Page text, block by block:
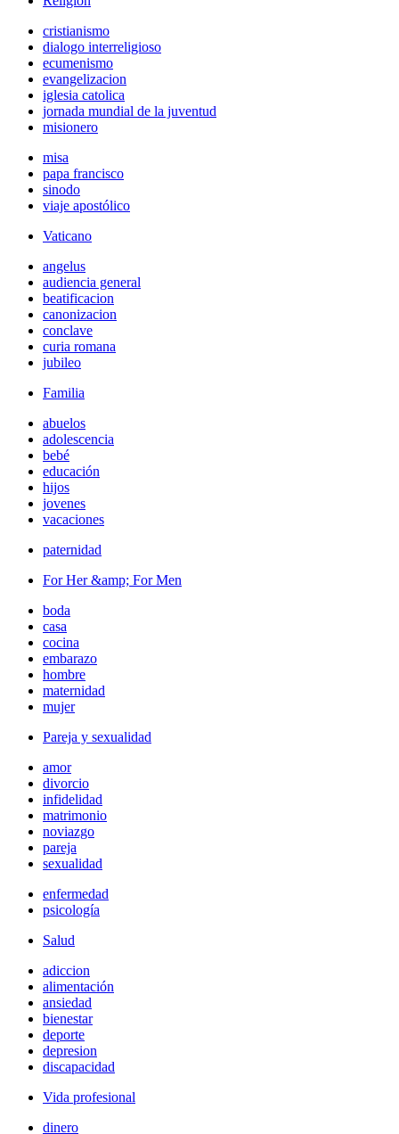
cristianismo
dialogo interreligioso
ecumenismo
evangelizacion
iglesia catolica
jornada mundial de la juventud
misionero
misa
papa francisco
sinodo
viaje apostólico
Vaticano
angelus
audiencia general
beatificacion
canonizacion
conclave
curia romana
jubileo
Familia
abuelos
adolescencia
bebé
educación
hijos
jovenes
vacaciones
paternidad
For Her &amp; For Men
boda
casa
cocina
embarazo
hombre
maternidad
mujer
Pareja y sexualidad
amor
divorcio
infidelidad
matrimonio
noviazgo
pareja
sexualidad
enfermedad
psicología
Salud
adiccion
alimentación
ansiedad
bienestar
deporte
depresion
discapacidad
Vida profesional
dinero